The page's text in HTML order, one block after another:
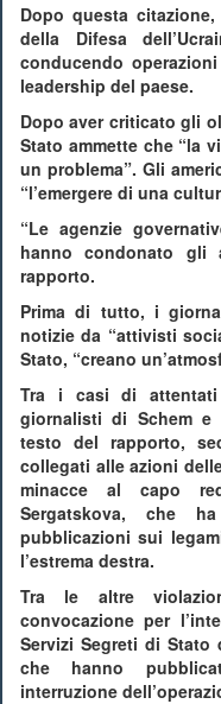
Dopo questa
della Difesa
conducendo
leadership del paese.
Dopo aver criticato gli
Stato ammette che “la
un problema”. Gli
“l’emergere di una
“Le agenzie
hanno condonato gli
rapporto.
Prima di tutto, i
notizie da “attivisti
Stato, “creano
Tra i casi di
giornalisti di Schem e
testo del rapporto,
collegati alle azioni
minacce al capo
Sergatskova, che
pubblicazioni sui
l’estrema destra.
Tra le altre
convocazione per
Servizi Segreti di Stato
che hanno
interruzione